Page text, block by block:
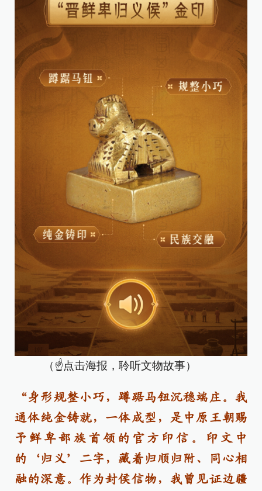
（☝点击海报，聆听文物故事）
“身形规整小巧，蹲踞马钮沉稳端庄。我
通体纯金铸就，一体成型，是中原王朝赐
予鲜卑部族首领的官方印信。印文中
的‘归义’二字，藏着归顺归附、同心相
融的深意。作为封侯信物，我曾见证边疆